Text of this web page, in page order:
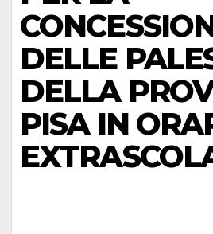
DELLE
DELLA
PISA IN